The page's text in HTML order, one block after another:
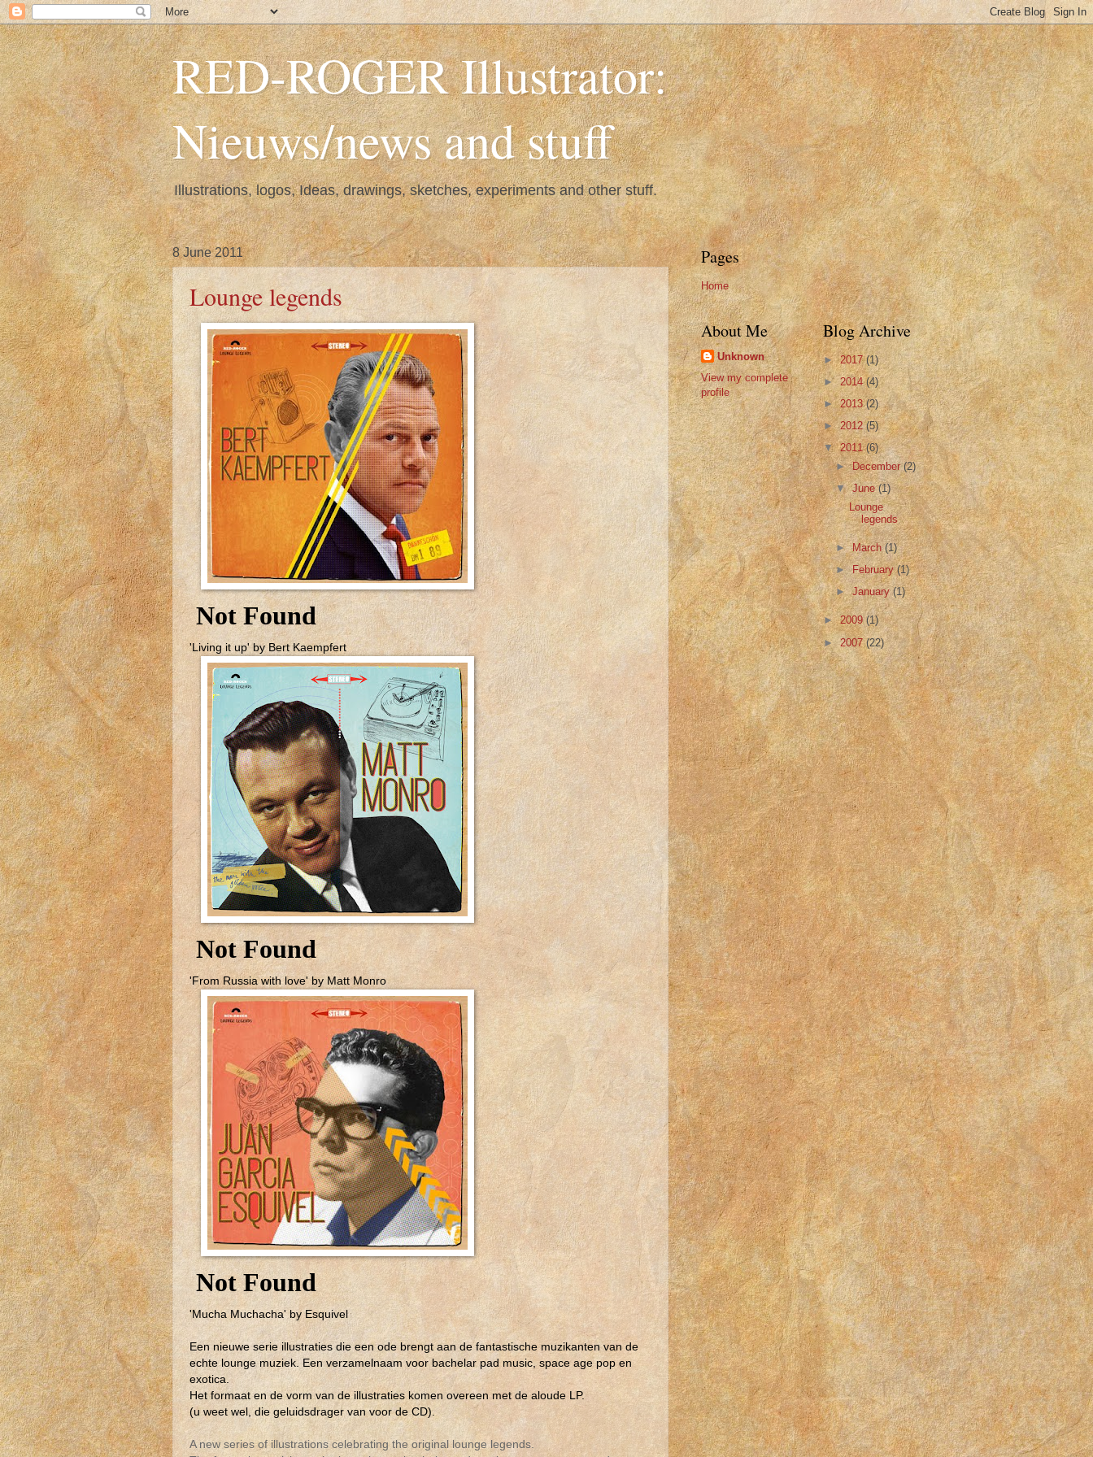
RED-ROGER Illustrator:
Nieuws/news and stuff
Illustrations, logos, Ideas, drawings, sketches, experiments and other stuff.
8 June 2011
Lounge legends
'Living it up' by Bert Kaempfert
'From Russia with love' by Matt Monro
'Mucha Muchacha' by Esquivel
Een nieuwe serie illustraties die een ode brengt aan de fantastische muzikanten van de
echte lounge muziek. Een verzamelnaam voor bachelar pad music, space age pop en
exotica.
Het formaat en de vorm van de illustraties komen overeen met de aloude LP.
(u weet wel, die geluidsdrager van voor de CD).
A new series of illustrations celebrating the original lounge legends.
Pages
Home
About Me
Unknown
View my complete
profile
Blog Archive
►2017(1)
►2014(4)
►2013(2)
►2012(5)
▼2011(6)
►December(2)
▼June(1)
Lounge
legends
►March(1)
►February(1)
►January(1)
►2009(1)
►2007(22)